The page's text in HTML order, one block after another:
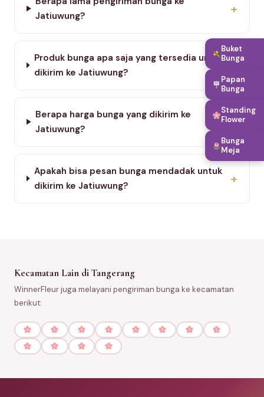
Jatiuwung?
+
Produk bunga apa saja yang tersedia untuk
dikirim ke Jatiuwung?
+
Berapa harga bunga yang dikirim ke
Jatiuwung?
+
Apakah bisa pesan bunga mendadak untuk
dikirim ke Jatiuwung?
+
Kecamatan Lain di Tangerang
WinnerFleur juga melayani pengiriman bunga ke kecamatan
berikut:
Buket
Bunga
Papan
Bunga
Standing
Flower
Bunga
Meja